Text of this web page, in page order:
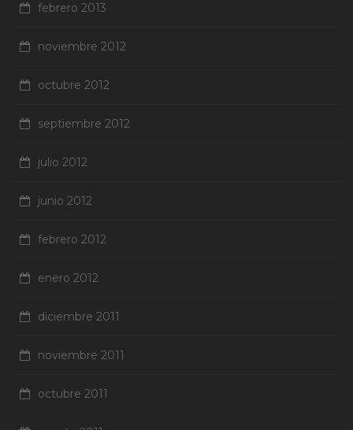
febrero 2013
noviembre 2012
octubre 2012
septiembre 2012
julio 2012
junio 2012
febrero 2012
enero 2012
diciembre 2011
noviembre 2011
octubre 2011